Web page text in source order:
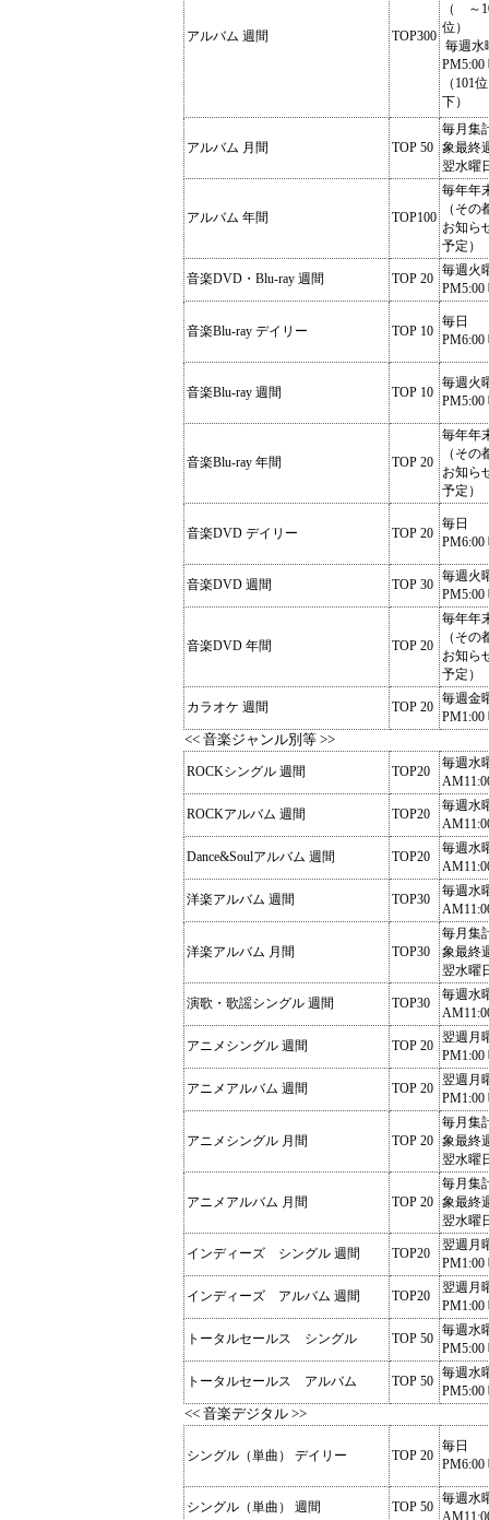
アルバム 週間 TOP300
（ ～
位）
毎週
PM5:00
（101
下）
アルバム 月間 TOP 50
毎月集
象最終
翌水曜
アルバム 年間 TOP100
毎年年
（その
お知ら
予定）
音楽DVD・Blu-ray 週間 TOP 20
毎週火
PM5:00
音楽Blu-ray デイリー TOP 10
毎日
PM6:00
音楽Blu-ray 週間 TOP 10
毎週火
PM5:00
音楽Blu-ray 年間 TOP 20
毎年年
（その
お知ら
予定）
音楽DVD デイリー TOP 20
毎日
PM6:00
音楽DVD 週間 TOP 30
毎週火
PM5:00
音楽DVD 年間 TOP 20
毎年年
（その
お知ら
予定）
カラオケ 週間 TOP 20
毎週金
PM1:00
<< 音楽ジャンル別等 >>
ROCKシングル 週間 TOP20
毎週水
ROCKアルバム 週間 TOP20
毎週水
Dance&Soulアルバム 週間 TOP20
毎週水
洋楽アルバム 週間 TOP30
毎週水
洋楽アルバム 月間 TOP30
毎月集
象最終
翌水曜
演歌・歌謡シングル 週間 TOP30
毎週水
アニメシングル 週間 TOP 20
翌週月
PM1:00
アニメアルバム 週間 TOP 20
翌週月
PM1:00
アニメシングル 月間 TOP 20
毎月集
象最終
翌水曜
アニメアルバム 月間 TOP 20
毎月集
象最終
翌水曜
インディーズ シングル 週間 TOP20
翌週月
PM1:00
インディーズ アルバム 週間 TOP20
翌週月
PM1:00
トータルセールス シングル TOP 50
毎週水
PM5:00
トータルセールス アルバム TOP 50
毎週水
PM5:00
<< 音楽デジタル >>
シングル（単曲） デイリー TOP 20
毎日
PM6:00
シングル（単曲） 週間 TOP 50
毎週水